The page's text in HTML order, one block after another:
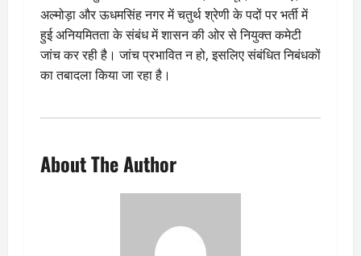
अल्मोड़ा और ऊधमसिंह नगर में चतुर्थ श्रेणी के पदों पर भर्ती में
हुई अनियमितता के संबंध में शासन की ओर से नियुक्त कमेटी
जांच कर रही है। जांच प्रभावित न हो, इसलिए संबंधित निबंधकों
का तबादला किया जा रहा है।
About The Author